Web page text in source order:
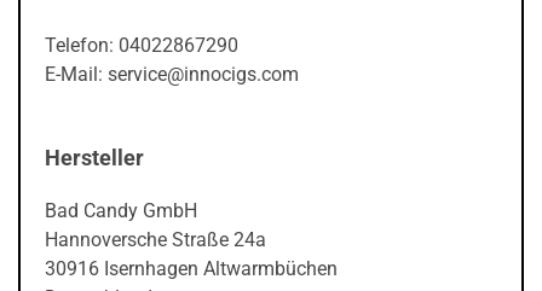
Telefon: 04022867290
E-Mail: service@innocigs.com
Hersteller
Bad Candy GmbH
Hannoversche Straße 24a
30916 Isernhagen Altwarmbüchen